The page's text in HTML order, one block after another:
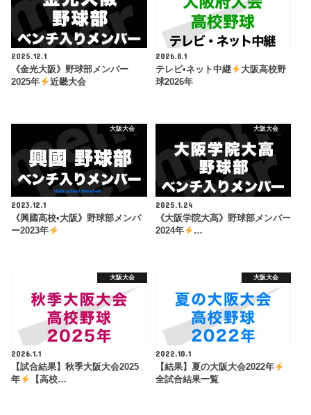
2025.12.1
《金光大阪》野球部メンバー
2025年
近畿大会
2026.8.1
テレビ•ネット中継
大阪高校野
球2026年
大阪大会
2023.12.1
《興國高校•大阪》野球部メンバ
ー2023年
大阪大会
2025.1.24
《大阪学院大高》野球部メンバー
2024年
…
大阪大会
2026.1.1
【試合結果】秋季大阪大会2025
年
【高校…
大阪大会
2022.10.1
【結果】夏の大阪大会2022年
全試合結果一覧